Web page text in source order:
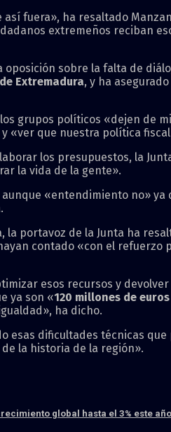
fuera», ha resaltado
extremeños reciban
sobre la falta de
Extremadura, y ha
grupos políticos «dejen de
«ver que nuestra política
los presupuestos, la
la vida de la gente».
«entendimiento no»
portavoz de la Junta ha
contado «con el refuerzo
esos recursos y
ya son «120 millones de
ha dicho.
esas dificultades técnicas
la historia de la región».
global hasta el 3% este año